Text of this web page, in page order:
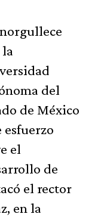
del
de México
esfuerzo
el
de
el rector
en la